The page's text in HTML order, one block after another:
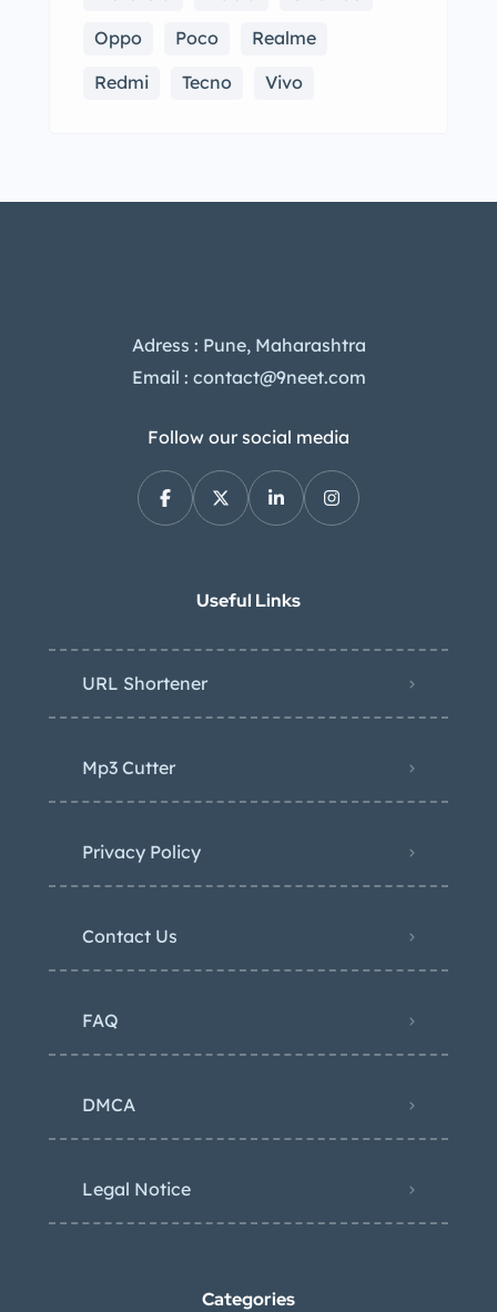
Oppo
Poco
Realme
Redmi
Tecno Vivo
Adress : Pune, Maharashtra
Email : contact@9neet.com
Follow our social media
Useful Links
URL Shortener
Mp3 Cutter
Privacy Policy
Contact Us
FAQ
DMCA
Legal Notice
Categories